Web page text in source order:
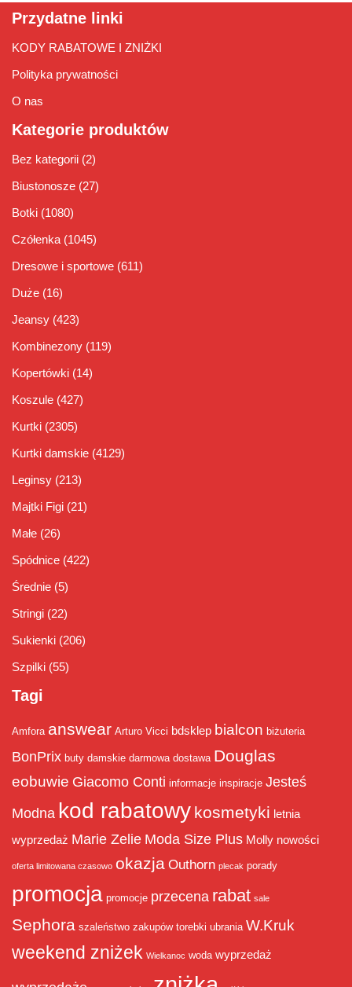
Przydatne linki
KODY RABATOWE I ZNIŻKI
Polityka prywatności
O nas
Kategorie produktów
Bez kategorii (2)
Biustonosze (27)
Botki (1080)
Czółenka (1045)
Dresowe i sportowe (611)
Duże (16)
Jeansy (423)
Kombinezony (119)
Kopertówki (14)
Koszule (427)
Kurtki (2305)
Kurtki damskie (4129)
Leginsy (213)
Majtki Figi (21)
Małe (26)
Spódnice (422)
Średnie (5)
Stringi (22)
Sukienki (206)
Szpilki (55)
Tagi
Amfora answear Arturo Vicci bdsklep bialcon biżuteria
BonPrix buty damskie darmowa dostawa Douglas
eobuwie Giacomo Conti informacje inspiracje Jesteś
Modna kod rabatowy kosmetyki letnia
wyprzedaż Marie Zelie Moda Size Plus Molly nowości
oferta limitowana czasowo okazja Outhorn plecak porady
promocja promocje przecena rabat sale
Sephora szaleństwo zakupów torebki ubrania W.Kruk
weekend zniżek Wielkanoc woda wyprzedaż